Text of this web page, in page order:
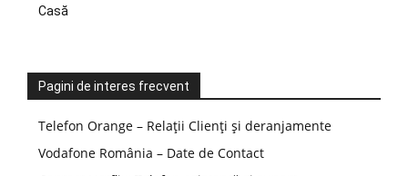
Casă
Pagini de interes frecvent
Telefon Orange – Relații Clienți și deranjamente
Vodafone România – Date de Contact